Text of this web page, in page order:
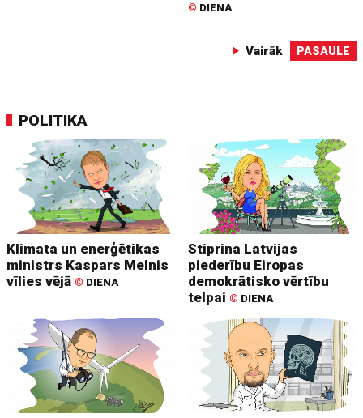
© DIENA
Vairāk PASAULE
POLITIKA
Klimata un enerģētikas
ministrs Kaspars Melnis
vīlies vējā © DIENA
Stiprina Latvijas
piederību Eiropas
demokrātisko vērtību
telpai © DIENA